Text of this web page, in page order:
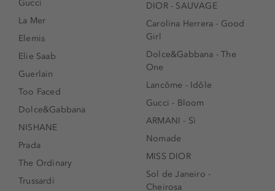
Gucci
La Mer
Elemis
Elie Saab
Guerlain
Too Faced
Dolce&Gabbana
NISHANE
Prada
The Ordinary
Trussardi
DIOR - SAUVAGE
Carolina Herrera - Good
Girl
Dolce&Gabbana - The
One
Lancôme - Idôle
Gucci - Bloom
ARMANI - Sì
Nomade
MISS DIOR
Sol de Janeiro -
Cheirosa